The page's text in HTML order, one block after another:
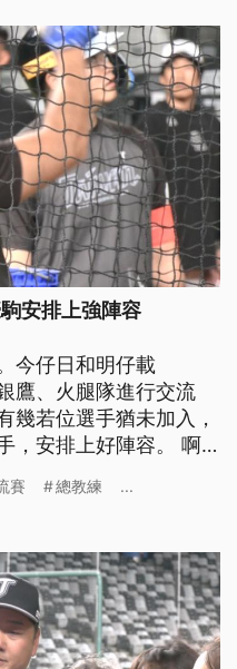
安排上強陣容
今仔日和明仔載
鷹、火腿隊進行交流
幾若位選手猶未加入，
，安排上好陣容。 啊
公佈。（新聞標題、導
賽 總教練 ...